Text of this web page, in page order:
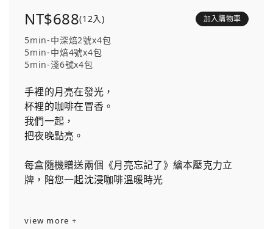
NT$688(12入) 加入購物車
5min-中深焙2號x4包
5min-中焙4號x4包
5min-淺6號x4包
手裡的月亮在發光，
杯裡的咖啡在冒香。
我們一起，
把夜晚點亮。
每盒隨機贈送兩個《月亮忘記了》繪本壓克力立
牌，陪您一起沈浸咖啡溫暖時光
view more +